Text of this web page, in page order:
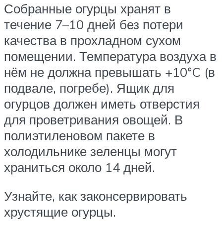
Собранные огурцы хранят в
течение 7–10 дней без потери
качества в прохладном сухом
помещении. Температура воздуха в
нём не должна превышать +10°C (в
подвале, погребе). Ящик для
огурцов должен иметь отверстия
для проветривания овощей. В
полиэтиленовом пакете в
холодильнике зеленцы могут
храниться около 14 дней.
Узнайте, как законсервировать
хрустящие огурцы.